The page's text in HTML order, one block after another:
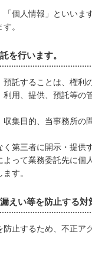
個人情報」といいま
。
を行います。
託することは、権利
用、提供、預託等の
集目的、当事務所の
第三者に開示・提供
って業務委託先に個
す。
えい等を防止する対
止するため、不正ア